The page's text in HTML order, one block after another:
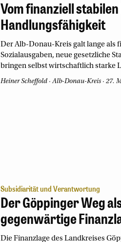
Vom finanziell
Handlungsfähigkeit
Der Alb-Donau-Kreis galt lange als
Sozialausgaben, neue gesetzliche
bringen selbst wirtschaftlich starke
Heiner Scheffold Alb-Donau-Kreis 27.
Subsidiarität und Verantwortung
Der Göppinger Weg
gegenwärtige
Die Finanzlage des Landkreises